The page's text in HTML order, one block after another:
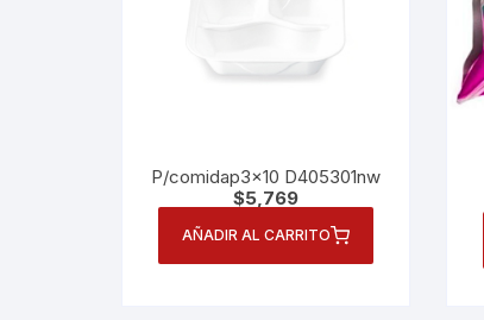
P/comidap3x10 D405301nw
$5,769
AÑADIR AL CARRITO